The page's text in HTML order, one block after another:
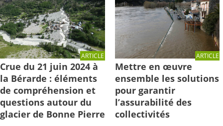
ARTICLE
Crue du 21 juin 2024 à
la Bérarde : éléments
de compréhension et
questions autour du
glacier de Bonne Pierre
ARTICLE
Mettre en œuvre
ensemble les solutions
pour garantir
l’assurabilité des
collectivités